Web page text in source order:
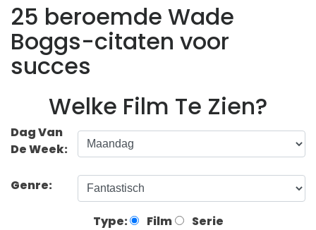
25 beroemde Wade
Boggs-citaten voor
succes
Welke Film Te Zien?
Dag Van
De Week:
Genre:
Type: Film Serie